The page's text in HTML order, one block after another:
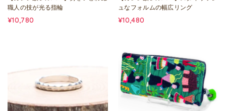
職人の技が光る指輪
¥10,780
ュなフォルムの幅広リング
¥10,480